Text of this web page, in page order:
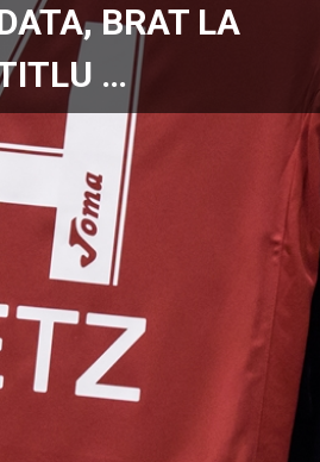
BRAT LA
…